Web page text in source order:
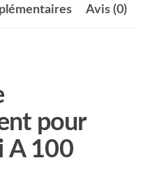
Avis (0)
pour
A 100